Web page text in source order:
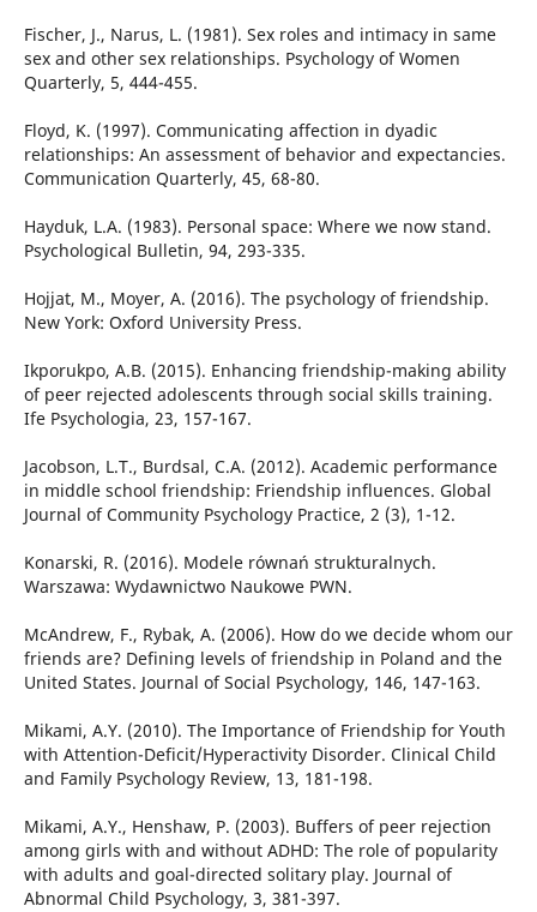
Fischer, J., Narus, L. (1981). Sex roles and intimacy in same
sex and other sex relationships. Psychology of Women
Quarterly, 5, 444-455.
Floyd, K. (1997). Communicating affection in dyadic
relationships: An assessment of behavior and expectancies.
Communication Quarterly, 45, 68-80.
Hayduk, L.A. (1983). Personal space: Where we now stand.
Psychological Bulletin, 94, 293-335.
Hojjat, M., Moyer, A. (2016). The psychology of friendship.
New York: Oxford University Press.
Ikporukpo, A.B. (2015). Enhancing friendship-making ability
of peer rejected adolescents through social skills training.
Ife Psychologia, 23, 157-167.
Jacobson, L.T., Burdsal, C.A. (2012). Academic performance
in middle school friendship: Friendship influences. Global
Journal of Community Psychology Practice, 2 (3), 1-12.
Konarski, R. (2016). Modele równań strukturalnych.
Warszawa: Wydawnictwo Naukowe PWN.
McAndrew, F., Rybak, A. (2006). How do we decide whom our
friends are? Defining levels of friendship in Poland and the
United States. Journal of Social Psychology, 146, 147-163.
Mikami, A.Y. (2010). The Importance of Friendship for Youth
with Attention-Deficit/Hyperactivity Disorder. Clinical Child
and Family Psychology Review, 13, 181-198.
Mikami, A.Y., Henshaw, P. (2003). Buffers of peer rejection
among girls with and without ADHD: The role of popularity
with adults and goal-directed solitary play. Journal of
Abnormal Child Psychology, 3, 381-397.